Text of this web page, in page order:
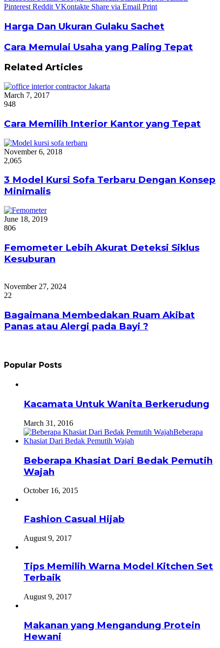
Pinterest Reddit VKontakte Share via Email Print
Harga Dan Ukuran Gulaku Sachet
Cara Memulai Usaha yang Paling Tepat
Related Articles
March 7, 2017
948
Cara Memilih Interior Kantor yang Tepat
November 6, 2018
2,065
3 Model Kursi Sofa Terbaru Dengan Konsep
Minimalis
June 18, 2019
806
Femometer Lebih Akurat Deteksi Siklus
Kesuburan
November 27, 2024
22
Bagaimana Membedakan Ruam Akibat
Panas atau Alergi pada Bayi ?
Popular Posts
Kacamata Untuk Wanita Berkerudung
March 31, 2016
Beberapa Khasiat Dari Bedak Pemutih
Wajah
October 16, 2015
Fashion Casual Hijab
August 9, 2017
Tips Memilih Warna Model Kitchen Set
Terbaik
August 9, 2017
Makanan yang Mengandung Protein
Hewani